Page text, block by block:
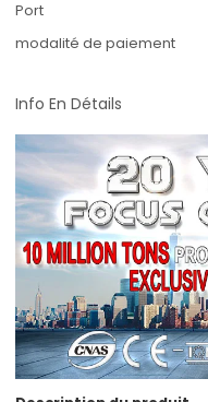
Port
modalité de paiement
Info En Détails